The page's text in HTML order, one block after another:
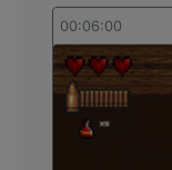
00:06:00